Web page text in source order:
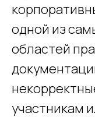
одной из
областей
участникам